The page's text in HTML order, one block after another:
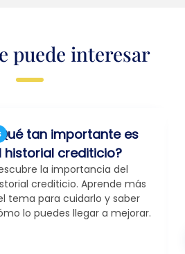
puede interesar
tan importante es
historial crediticio?
la importancia del
crediticio. Aprende más
tema para cuidarlo y saber
lo puedes llegar a mejorar.